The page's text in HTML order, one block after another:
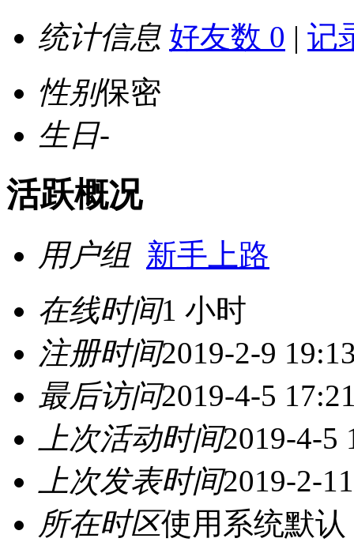
统计信息 好友数 0 | 记
性别保密
生日-
活跃概况
用户组 新手上路
在线时间1 小时
注册时间2019-2-9
最后访问2019-4-5
上次活动时间2019-4-5
上次发表时间2019-2-
所在时区使用系统默认